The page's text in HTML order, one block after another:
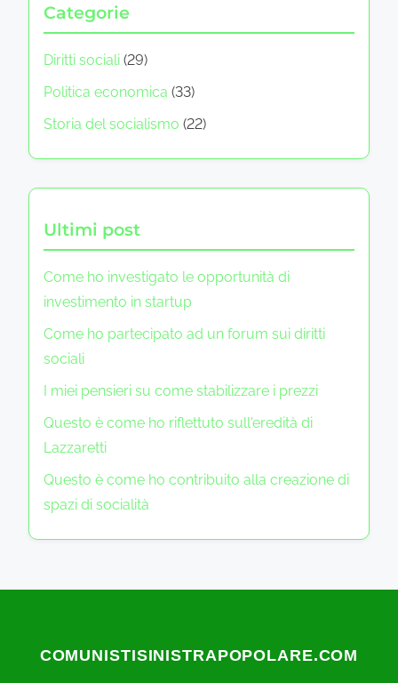
Categorie
Diritti sociali (29)
Politica economica (33)
Storia del socialismo (22)
Ultimi post
Come ho investigato le opportunità di
investimento in startup
Come ho partecipato ad un forum sui diritti
sociali
I miei pensieri su come stabilizzare i prezzi
Questo è come ho riflettuto sull'eredità di
Lazzaretti
Questo è come ho contribuito alla creazione di
spazi di socialità
COMUNISTISINISTRAPOPOLARE.COM